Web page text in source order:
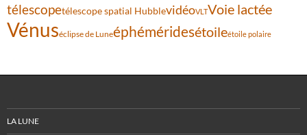
télescopetélescope spatial HubblevidéoVLTVoie lactée
Vénuséclipse de Luneéphéméridesétoileétoile polaire
LA LUNE